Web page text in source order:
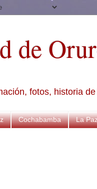
de
fotos, historia
Cochabamba La